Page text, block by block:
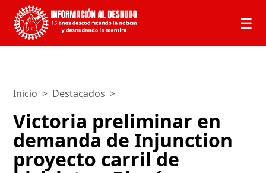
☰
Inicio > Destacados >
Victoria preliminar en
demanda de Injunction
proyecto carril de